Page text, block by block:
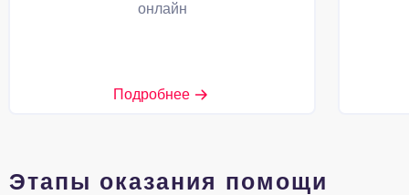
онлайн
Подробнее
Этапы оказания помощи